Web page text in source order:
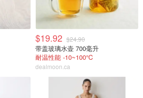
$19.92 $24.90
带盖玻璃水壶 700毫升
耐温性能 -10~100℃
dealmoon.ca